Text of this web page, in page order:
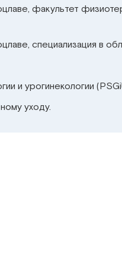
факультет
специализация в
и урогинекологии
уходу.